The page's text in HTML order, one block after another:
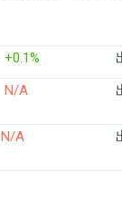
+0.1%
N/A
N/A